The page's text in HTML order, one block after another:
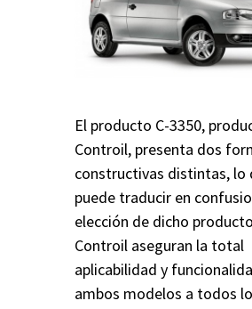
El producto C-3350,
Controil, presenta dos
constructivas distintas, lo
puede traducir en
elección de dicho
Controil aseguran la total
aplicabilidad y
ambos modelos a todos